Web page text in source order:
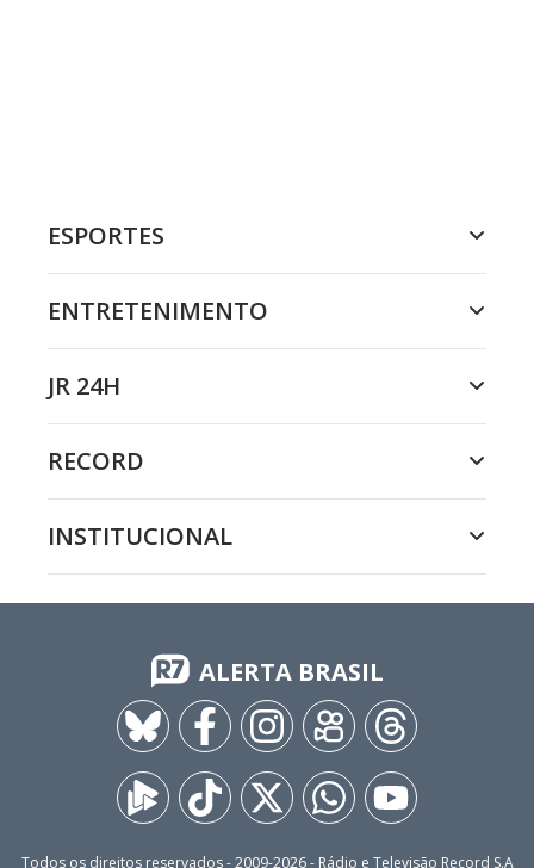
ESPORTES
ENTRETENIMENTO
JR 24H
RECORD
INSTITUCIONAL
ALERTA BRASIL
Todos os direitos reservados - 2009-2026- Rádio e Televisão Record S.A